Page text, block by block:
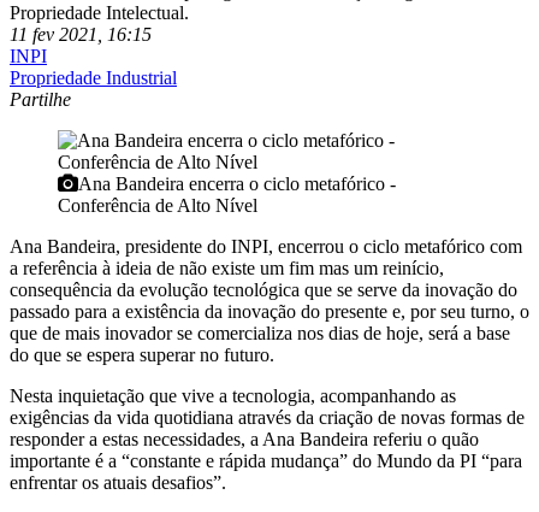
Propriedade Intelectual.
11 fev 2021, 16:15
INPI
Propriedade Industrial
Partilhe
Ana Bandeira encerra o ciclo metafórico -
Conferência de Alto Nível
Ana Bandeira, presidente do INPI, encerrou o ciclo metafórico com
a referência à ideia de não existe um fim mas um reinício,
consequência da evolução tecnológica que se serve da inovação do
passado para a existência da inovação do presente e, por seu turno, o
que de mais inovador se comercializa nos dias de hoje, será a base
do que se espera superar no futuro.
Nesta inquietação que vive a tecnologia, acompanhando as
exigências da vida quotidiana através da criação de novas formas de
responder a estas necessidades, a Ana Bandeira referiu o quão
importante é a “constante e rápida mudança” do Mundo da PI “para
enfrentar os atuais desafios”.